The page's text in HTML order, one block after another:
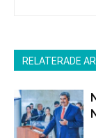
RELATERADE